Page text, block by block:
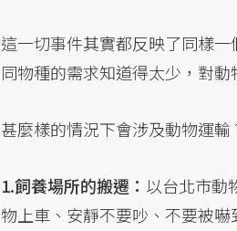
這一切事件其實都反映了同樣
同物種的需求知道得太少，對
甚麼樣的情況下會涉及動物運輸
1.飼養場所的搬遷： 以台北市動
物上車、安靜不要吵、不要被